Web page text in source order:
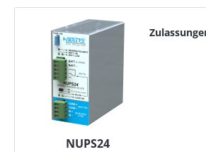
NUPS24